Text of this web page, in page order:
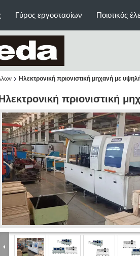
Γύρος εργοστασίων Ποιοτικός
Ηλεκτρονική πριονιστική μηχανή με
πριονιστική